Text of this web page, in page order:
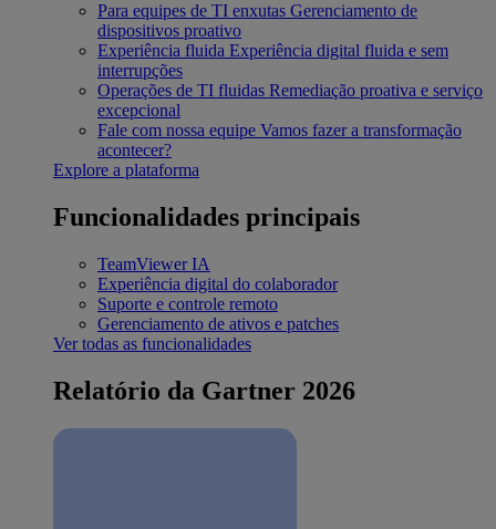
Para equipes de TI enxutas Gerenciamento de
dispositivos proativo
Experiência fluida Experiência digital fluida e sem
interrupções
Operações de TI fluidas Remediação proativa e serviço
excepcional
Fale com nossa equipe Vamos fazer a transformação
acontecer?
Explore a plataforma
Funcionalidades principais
TeamViewer IA
Experiência digital do colaborador
Suporte e controle remoto
Gerenciamento de ativos e patches
Ver todas as funcionalidades
Relatório da Gartner 2026